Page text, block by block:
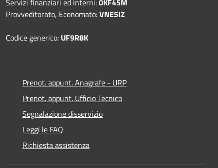
Provveditorato, Economato:VNE5IZ
Codice generico: UF9R8K
Prenot. appunt. Anagrafe - URP
Prenot. appunt. Ufficio Tecnico
Segnalazione disservizio
Leggi le FAQ
Richiesta assistenza